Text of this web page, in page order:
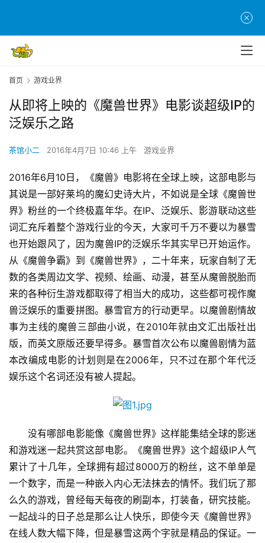
首页 游戏业界
从即将上映的《魔兽世界》电影谈超级IP的
泛娱乐之路
茶馆小二 2016年4月7日 10:46 上午 游戏业界
2016年6月10日，《魔兽》电影将在全球上映，这部电影与
其说是一部好莱坞的魔幻史诗大片，不如说是全球《魔兽世
界》粉丝的一个终极嘉年华。在IP、泛娱乐、影游联动这些
词汇充斥着整个游戏行业的今天，大家可千万不要以为暴雪
也开始跟风了，因为魔兽IP的泛娱乐华其实早已开始运作。
从《魔兽争霸》到《魔兽世界》，二十年来，玩家自制了无
数的各类周边文学、视频、绘画、动漫，甚至从魔兽脱胎而
来的各种衍生游戏都取得了相当大的成功，这些都可视作魔
兽泛娱乐的重要拼图。暴雪官方的行动更早。以魔兽剧情故
事为主线的魔兽三部曲小说，在2010年就由文汇出版社出
版，而英文原版还要早得多。暴雪首次公布以魔兽剧情为蓝
本改编成电影的计划则是在2006年，只不过在那个年代泛
娱乐这个名词还没有被人提起。
没有哪部电影能像《魔兽世界》这样能集结全球的影迷
和游戏迷一起共赏这部电影。《魔兽世界》这个超级IP人气
累计了十几年，全球拥有超过8000万的粉丝，这不单单是
一个数字，而是一种嵌入内心无法抹去的情怀。我们玩了那
么久的游戏，曾经每天每夜的刷副本，打装备，研究技能。
一起战斗的日子总是那么让人快乐，即使今天《魔兽世界》
在线人数大幅下降，但是暴雪这两个字就是精品的保证。一